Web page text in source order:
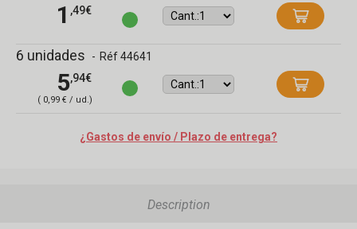
1 ,49€
6 unidades - Réf 44641
5,94€
( 0,99 € / ud.)
¿Gastos de envío / Plazo de entrega?
Description